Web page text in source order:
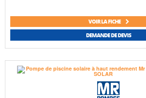
VOIR LA FICHE
DEMANDE DE DEVIS